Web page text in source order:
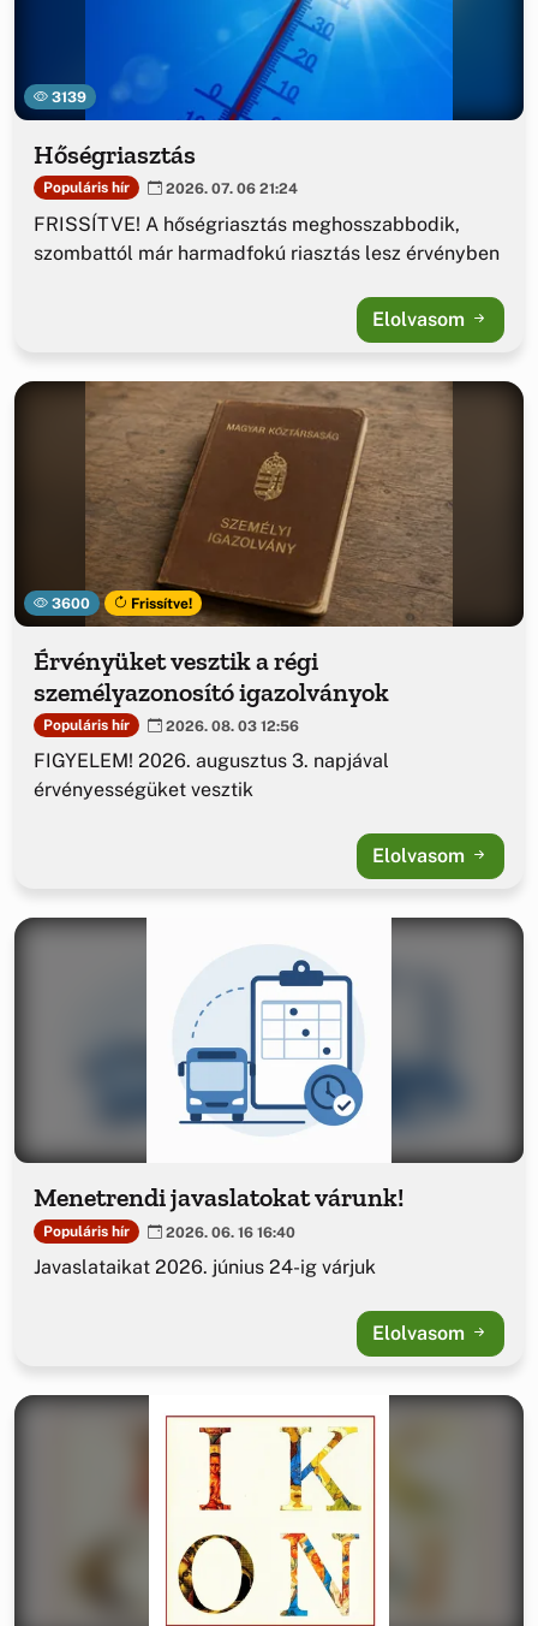
3139
Hőségriasztás
Populáris hír 2026. 07. 06 21:24
FRISSÍTVE! A hőségriasztás meghosszabbodik,
szombattól már harmadfokú riasztás lesz érvényben
Elolvasom
3600 Frissítve!
Érvényüket vesztik a régi
személyazonosító igazolványok
Populáris hír 2026. 08. 03 12:56
FIGYELEM! 2026. augusztus 3. napjával
érvényességüket vesztik
Elolvasom
Menetrendi javaslatokat várunk!
Populáris hír 2026. 06. 16 16:40
Javaslataikat 2026. június 24-ig várjuk
Elolvasom